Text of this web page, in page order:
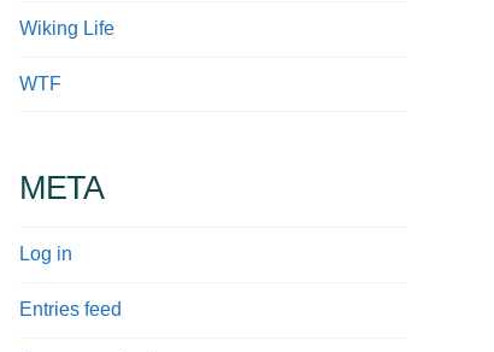
Wiking Life
WTF
META
Log in
Entries feed